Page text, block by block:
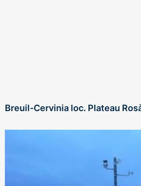
Breuil-Cervinia loc. Plateau